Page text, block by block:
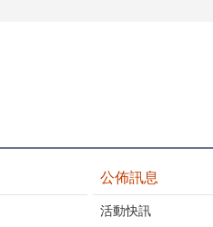
公佈訊息
活動快訊